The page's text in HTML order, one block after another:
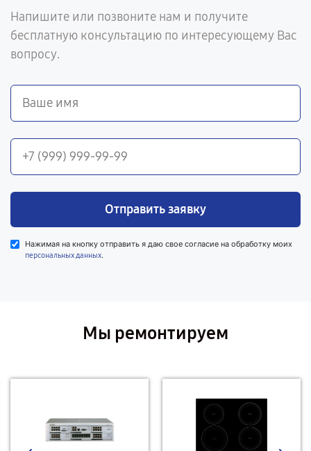
Напишите или позвоните нам и получите
бесплатную консультацию по интересующему Вас
вопросу.
Отправить заявку
Нажимая на кнопку отправить я даю свое согласие на обработку моих
персональных данных.
Мы ремонтируем